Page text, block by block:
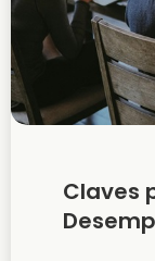
Claves